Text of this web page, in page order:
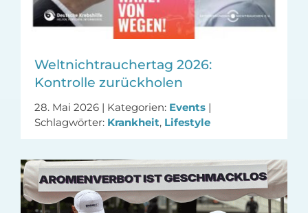
Weltnichtrauchertag 2026:
Kontrolle zurückholen
28. Mai 2026 | Kategorien: Events |
Schlagwörter: Krankheit, Lifestyle